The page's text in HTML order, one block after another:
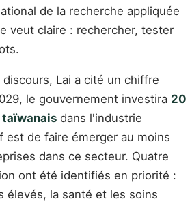
de la recherche appliquée
veut claire : rechercher, tester
Lai a cité un chiffre
le gouvernement investira 20
dans l'industrie
est de faire émerger au moins
dans ce secteur. Quatre
ont été identifiés en priorité :
élevés, la santé et les soins